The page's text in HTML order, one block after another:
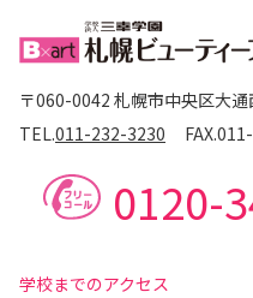
〒060-0042 札幌市中央区大
TEL.011-232-3230 FAX.
0120-
学校までのアクセス